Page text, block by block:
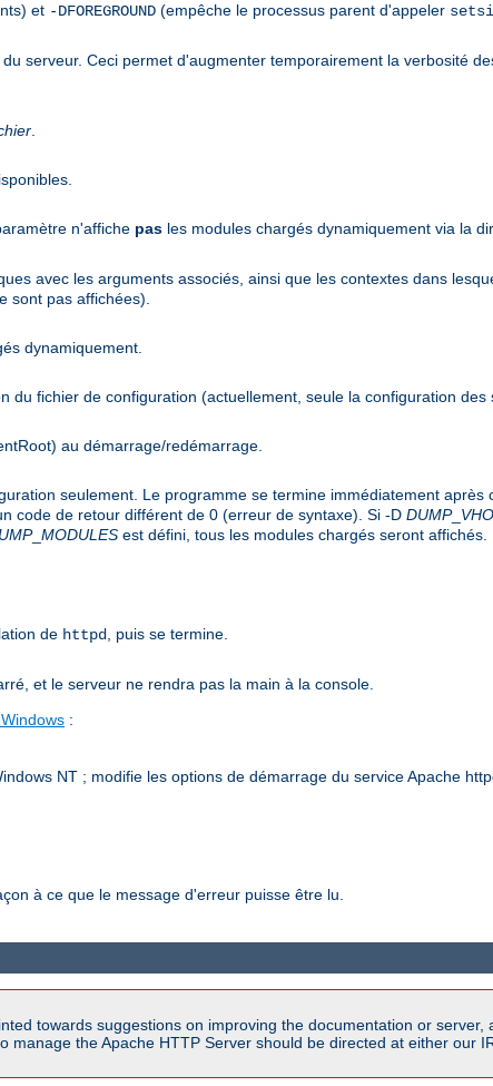
et -DFOREGROUND (empêche le processus parent d'appeler
serveur. Ceci permet d'augmenter temporairement la verbosité
n'affiche pas les modules chargés dynamiquement via la
avec les arguments associés, ainsi que les contextes dans
sont pas affichées).
dynamiquement.
fichier de configuration (actuellement, seule la configuration des
au démarrage/redémarrage.
seulement. Le programme se termine immédiatement après
code de retour différent de 0 (erreur de syntaxe). Si -D DUMP_
_ MODULES est défini, tous les modules chargés seront affichés.
de httpd
, puis se termine.
et le serveur ne rendra pas la main à la console.
:
NT ; modifie les options de démarrage du service Apache
à ce que le message d'erreur puisse être lu.
towards suggestions on improving the documentation or
manage the Apache HTTP Server should be directed at either our